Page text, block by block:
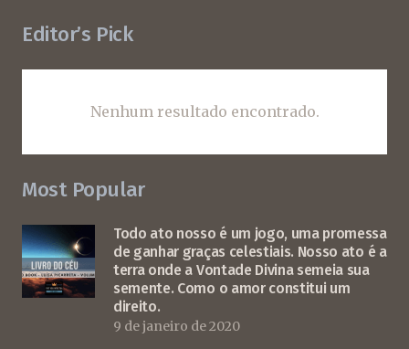
Editor’s Pick
Nenhum resultado encontrado.
Most Popular
Todo ato nosso é um jogo, uma promessa
de ganhar graças celestiais. Nosso ato é a
terra onde a Vontade Divina semeia sua
semente. Como o amor constitui um
direito.
9 de janeiro de 2020